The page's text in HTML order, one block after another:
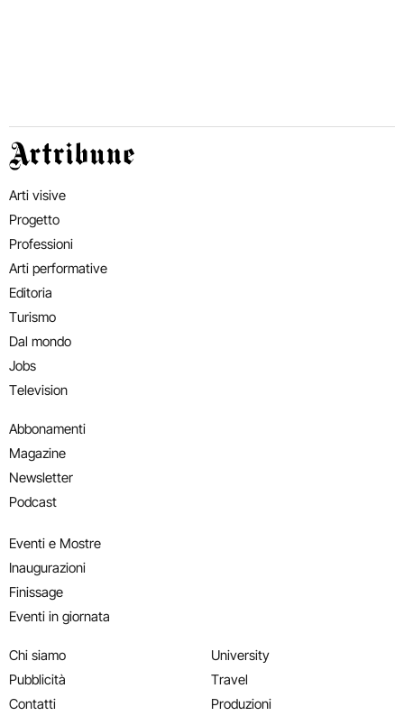
Artribune
Arti visive
Progetto
Professioni
Arti performative
Editoria
Turismo
Dal mondo
Jobs
Television
Abbonamenti
Magazine
Newsletter
Podcast
Eventi e Mostre
Inaugurazioni
Finissage
Eventi in giornata
Chi siamo
Pubblicità
Contatti
University
Travel
Produzioni